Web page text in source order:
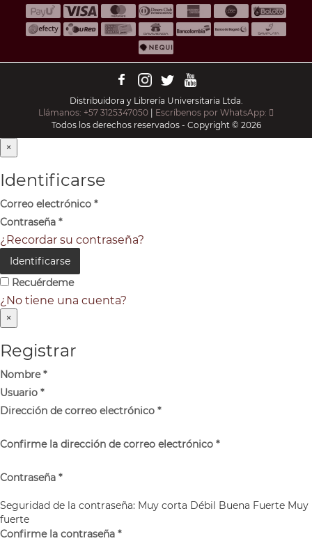
Distribuidora y Librería Universitaria Ltda.
Llámanos: +57 3125347050
Escríbenos por WhatsApp:
Todos los derechos reservados - Copyright © 2026
×
Identificarse
Correo electrónico *
Contraseña *
¿Recordar su contraseña?
Identificarse
Recuérdeme
¿No tiene una cuenta?
×
Registrar
Nombre*
Usuario *
Dirección de correo electrónico *
Confirme la dirección de correo electrónico *
Contraseña *
Seguridad de la contraseña: Muy corta Débil Buena Fuerte Muy
fuerte
Confirme la contraseña *